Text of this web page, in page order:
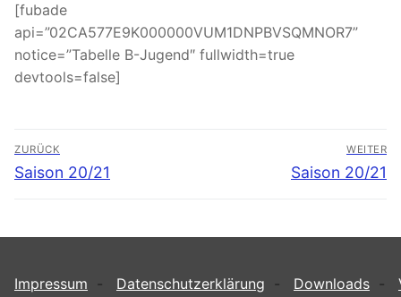
[fubade
api=”02CA577E9K000000VUM1DNPBVSQMNOR7”
notice=”Tabelle B-Jugend″ fullwidth=true
devtools=false]
Beitragsnavigation
ZURÜCK
Vorheriger
Saison 20/21
WEITER
Nächster
Saison 20/21
Impressum - Datenschutzerklärung - Downloads -